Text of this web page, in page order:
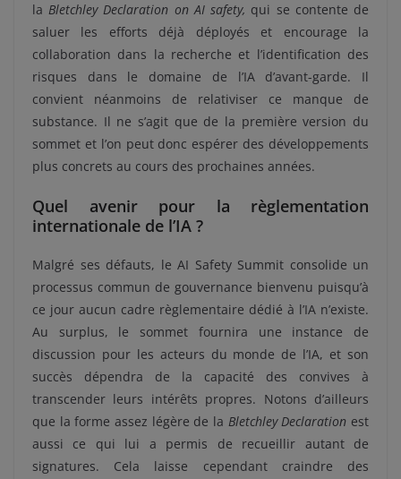
laBletchley Declaration on AI safety, qui se contente de
saluer les efforts déjà déployés et encourage la
collaboration dans la recherche et l’identification des
risques dans le domaine de l’IA d’avant-garde. Il
convient néanmoins de relativiser ce manque de
substance. Il ne s’agit que de la première version du
sommet et l’on peut donc espérer des développements
plus concrets au cours des prochaines années.
Quel avenir pour la règlementation
internationale de l’IA ?
Malgré ses défauts, le AI Safety Summit consolide un
processus commun de gouvernance bienvenu puisqu’à
ce jour aucun cadre règlementaire dédié à l’IA n’existe.
Au surplus, le sommet fournira une instance de
discussion pour les acteurs du monde de l’IA, et son
succès dépendra de la capacité des convives à
transcender leurs intérêts propres. Notons d’ailleurs
que la forme assez légère de la Bletchley Declaration est
aussi ce qui lui a permis de recueillir autant de
signatures. Cela laisse cependant craindre des